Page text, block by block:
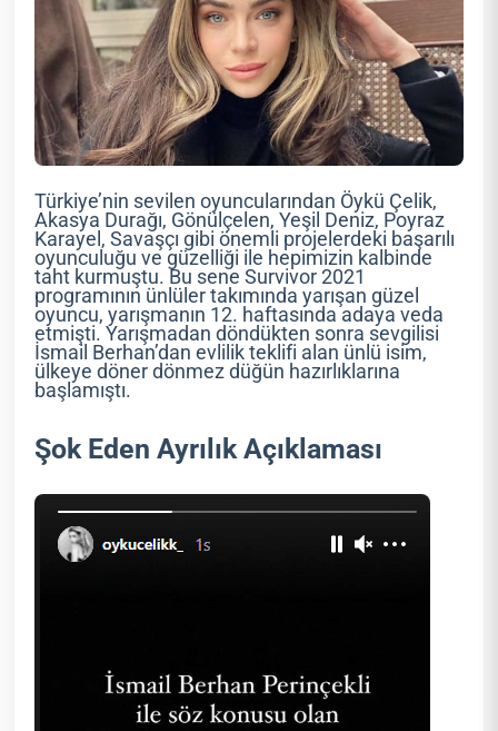
Türkiye’nin sevilen oyuncularından Öykü Çelik,
Akasya Durağı, Gönülçelen, Yeşil Deniz, Poyraz
Karayel, Savaşçı gibi önemli projelerdeki başarılı
oyunculuğu ve güzelliği ile hepimizin kalbinde
taht kurmuştu. Bu sene Survivor 2021
programının ünlüler takımında yarışan güzel
oyuncu, yarışmanın 12. haftasında adaya veda
etmişti. Yarışmadan döndükten sonra sevgilisi
İsmail Berhan’dan evlilik teklifi alan ünlü isim,
ülkeye döner dönmez düğün hazırlıklarına
başlamıştı.
Şok Eden Ayrılık Açıklaması